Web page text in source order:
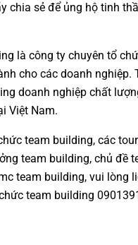
chia sẻ để ủng hộ tinh
là công ty chuyên tổ
cho các doanh nghiệp.
doanh nghiệp chất
Việt Nam.
team building, các tour
team building, chủ đề
team building, vui lòng
team building